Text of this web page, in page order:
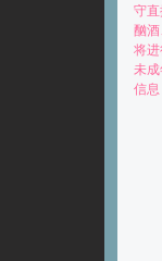
守
酗
将进
未
信息